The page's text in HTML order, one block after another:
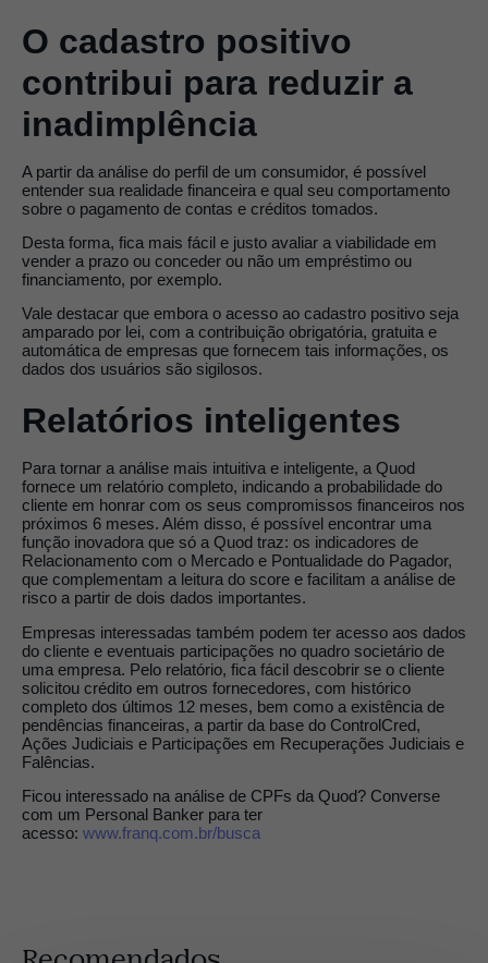
O cadastro positivo
contribui para reduzir a
inadimplência
A partir da análise do perfil de um consumidor, é possível
entender sua realidade financeira e qual seu comportamento
sobre o pagamento de contas e créditos tomados.
Desta forma, fica mais fácil e justo avaliar a viabilidade em
vender a prazo ou conceder ou não um empréstimo ou
financiamento, por exemplo.
Vale destacar que embora o acesso ao cadastro positivo seja
amparado por lei, com a contribuição obrigatória, gratuita e
automática de empresas que fornecem tais informações, os
dados dos usuários são sigilosos.
Relatórios inteligentes
Para tornar a análise mais intuitiva e inteligente, a Quod
fornece um relatório completo, indicando a probabilidade do
cliente em honrar com os seus compromissos financeiros nos
próximos 6 meses. Além disso, é possível encontrar uma
função inovadora que só a Quod traz: os indicadores de
Relacionamento com o Mercado e Pontualidade do Pagador,
que complementam a leitura do score e facilitam a análise de
risco a partir de dois dados importantes.
Empresas interessadas também podem ter acesso aos dados
do cliente e eventuais participações no quadro societário de
uma empresa. Pelo relatório, fica fácil descobrir se o cliente
solicitou crédito em outros fornecedores, com histórico
completo dos últimos 12 meses, bem como a existência de
pendências financeiras, a partir da base do ControlCred,
Ações Judiciais e Participações em Recuperações Judiciais e
Falências.
Ficou interessado na análise de CPFs da Quod? Converse
com um Personal Banker para ter
acesso: www.franq.com.br/busca